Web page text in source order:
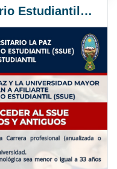
Seguro Social Universitario Estudiantil SSUE